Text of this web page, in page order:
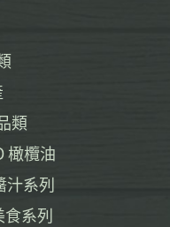
類
橄欖油
汁系列
食系列